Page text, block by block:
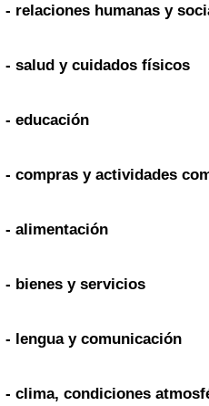
- relaciones humanas y
- salud y cuidados físicos
- educación
- compras y actividades
- alimentación
- bienes y servicios
- lengua y comunicación
- clima, condiciones